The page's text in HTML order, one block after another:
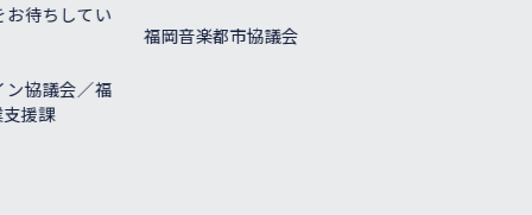
ちしてい
議会／福
課
福岡音楽都市協議会